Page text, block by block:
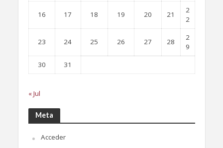
16 17 18 19 20 21
2
2
23 24 25 26 27 28
2
9
30
31
« Jul
Meta
Acceder